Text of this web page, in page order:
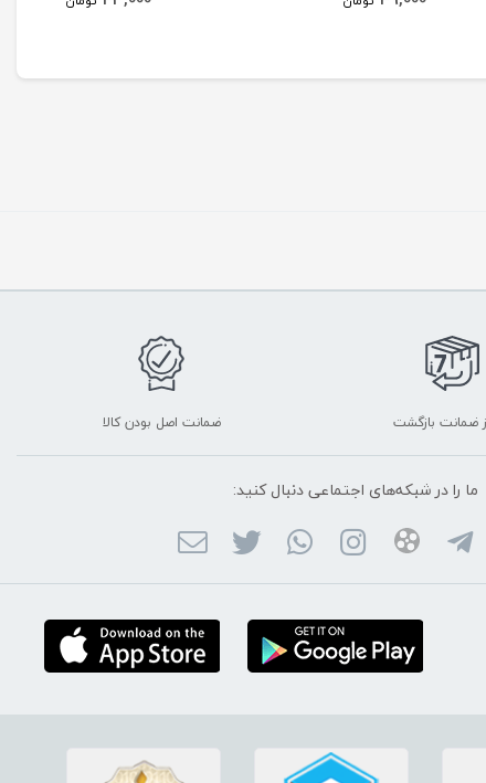
ضمانت اصل بودن کالا
ما را در شبکه‌های اجتماعی دنبال کنید: